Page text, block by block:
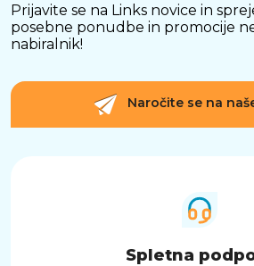
Prijavite se na Links novice in
posebne ponudbe in promocije
nabiralnik!
Naročite se na
Spletna